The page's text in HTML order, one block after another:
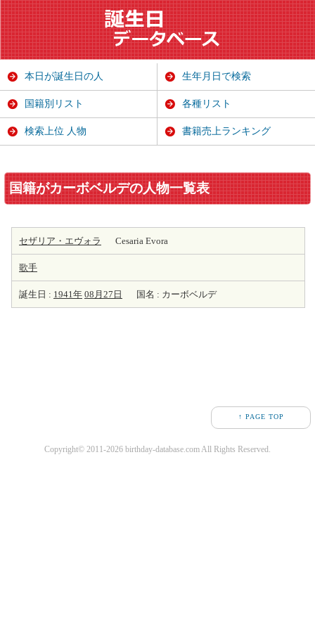
国籍がカーボベルデの人物一覧表
セザリア・エヴォラ Cesaria Evora
歌手
誕生日 : 1941年 08月27日 国名 : カーボベルデ
本日が誕生日の人 生年月日で検索
国籍別リスト 各種リスト
検索上位 人物 書籍売上ランキング
↑ PAGE TOP
Copyright© 2011-2026 birthday-database.com All Rights Reserved.